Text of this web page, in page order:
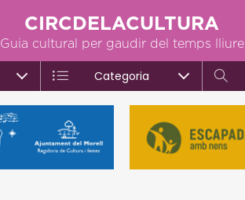
CIRCDELACULTURA
Guia cultural per gaudir del temps lliure
Categoria